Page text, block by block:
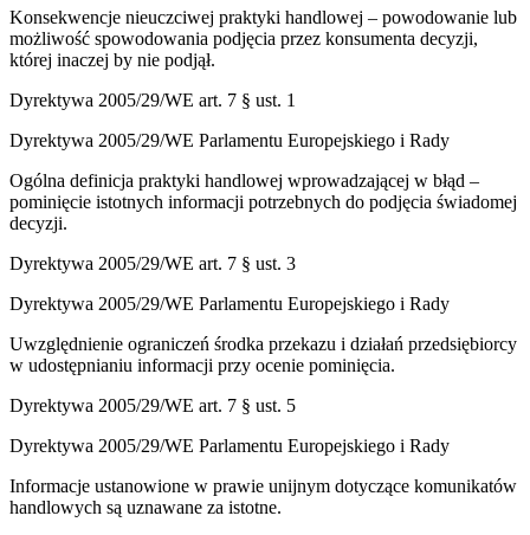
Konsekwencje nieuczciwej praktyki handlowej – powodowanie lub
możliwość spowodowania podjęcia przez konsumenta decyzji,
której inaczej by nie podjął.
Dyrektywa 2005/29/WE art. 7 § ust. 1
Dyrektywa 2005/29/WE Parlamentu Europejskiego i Rady
Ogólna definicja praktyki handlowej wprowadzającej w błąd –
pominięcie istotnych informacji potrzebnych do podjęcia świadomej
decyzji.
Dyrektywa 2005/29/WE art. 7 § ust. 3
Dyrektywa 2005/29/WE Parlamentu Europejskiego i Rady
Uwzględnienie ograniczeń środka przekazu i działań przedsiębiorcy
w udostępnianiu informacji przy ocenie pominięcia.
Dyrektywa 2005/29/WE art. 7 § ust. 5
Dyrektywa 2005/29/WE Parlamentu Europejskiego i Rady
Informacje ustanowione w prawie unijnym dotyczące komunikatów
handlowych są uznawane za istotne.